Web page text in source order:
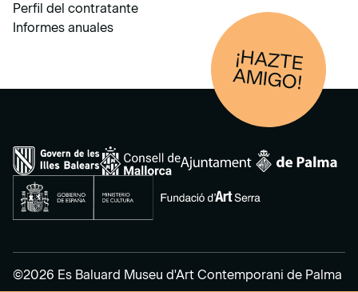
Perfil del contratante
Informes anuales
¡HAZTE
AM
IGO!
©2026 Es Baluard Museu d'Art Contemporani de Palma